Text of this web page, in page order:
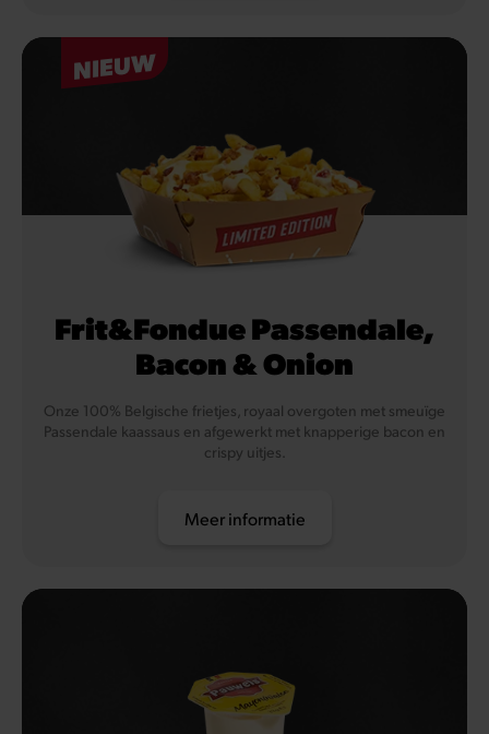
NIEUW
Frit&Fondue Passendale,
Bacon & Onion
Onze 100% Belgische frietjes, royaal overgoten met smeuïge
Passendale kaassaus en afgewerkt met knapperige bacon en
crispy uitjes.
Meer informatie